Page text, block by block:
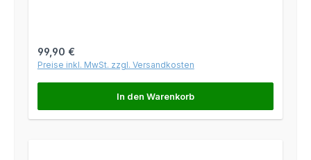
Regulärer Preis:
99,90 €
Preise inkl. MwSt. zzgl. Versandkosten
In den Warenkorb